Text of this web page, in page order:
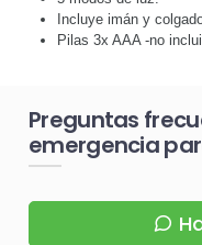
Incluye imán y
Pilas 3x AAA -no
Preguntas
emergencia